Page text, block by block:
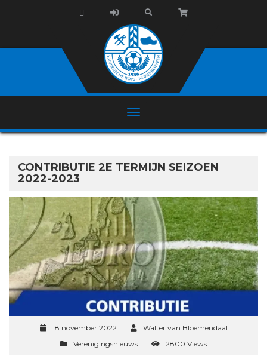
CONTRIBUTIE 2E TERMIJN SEIZOEN
2022-2023
18 november 2022
Walter van Bloemendaal
Verenigingsnieuws
2800 Views